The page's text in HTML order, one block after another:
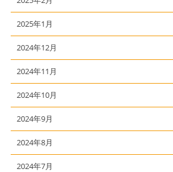
2025年1月
2024年12月
2024年11月
2024年10月
2024年9月
2024年8月
2024年7月